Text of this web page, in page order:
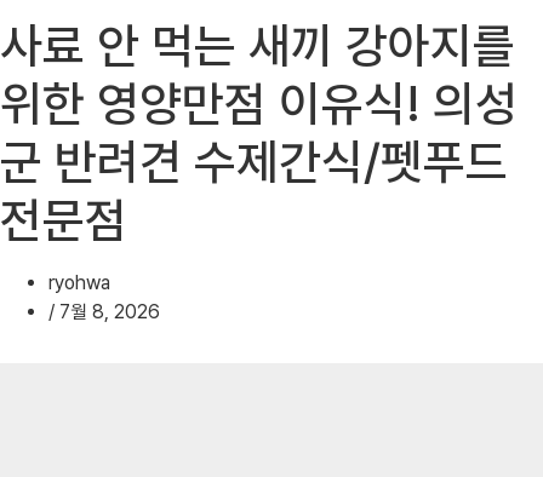
사료 안 먹는 새끼 강아지를
위한 영양만점 이유식! 의성
군 반려견 수제간식/펫푸드
전문점
ryohwa
/ 7월 8, 2026